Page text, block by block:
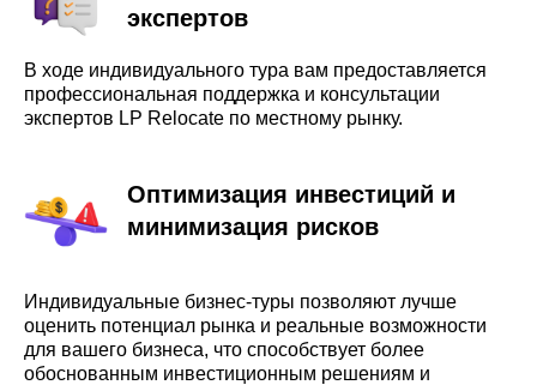
экспертов
В ходе индивидуального тура вам предоставляется
профессиональная поддержка и консультации
экспертов LP Relocate по местному рынку.
Оптимизация инвестиций и
минимизация рисков
Индивидуальные бизнес-туры позволяют лучше
оценить потенциал рынка и реальные возможности
для вашего бизнеса, что способствует более
обоснованным инвестиционным решениям и